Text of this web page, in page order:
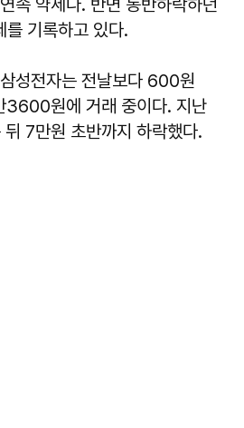
속 약세다. 반면 동반하락하던
기록하고 있다.
성전자는 전날보다 600원
원에 거래 중이다. 지난
7만원 초반까지 하락했다.